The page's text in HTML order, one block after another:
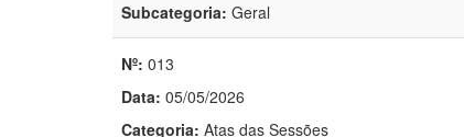
Subcategoria: Geral
Nº: 013
Data: 05/05/2026
Categoria: Atas das Sessões